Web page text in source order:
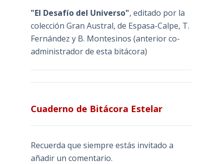
"El Desafío del Universo", editado por la
colección Gran Austral, de Espasa-Calpe, T.
Fernández y B. Montesinos (anterior co-
administrador de esta bitácora)
Cuaderno de Bitácora Estelar
Recuerda que siempre estás invitado a
añadir un comentario.